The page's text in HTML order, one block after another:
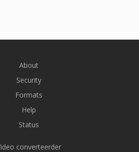
About
Security
Formats
Help
Status
converteerder